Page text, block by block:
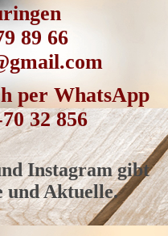
89 66
per WhatsApp
32 856
Instagram gibt
und Aktuelle.